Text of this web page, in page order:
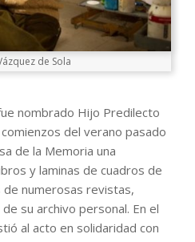
de Sola
nombrado Hijo Predilecto
del verano pasado
de la Memoria una
y laminas de cuadros de
numerosas revistas,
su archivo personal. En el
al acto en solidaridad con